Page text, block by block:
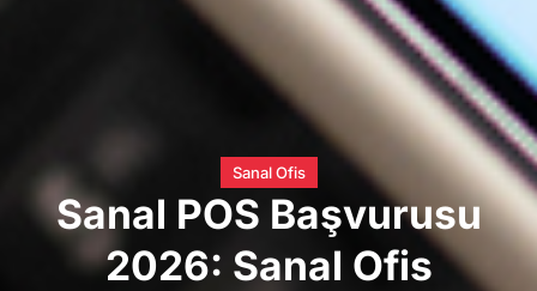
Sanal Ofis
Sanal POS Başvurusu
2026: Sanal Ofis